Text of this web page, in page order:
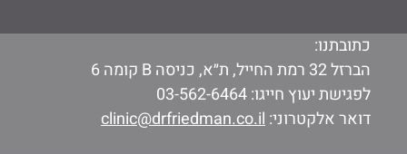
כתובתנו:
הברזל 32 רמת החייל, ת״א, כניסה B קומה 6
לפגישת יעוץ חייגו:03-562-6464
דואר אלקטרוני:clinic@drfriedman.co.il